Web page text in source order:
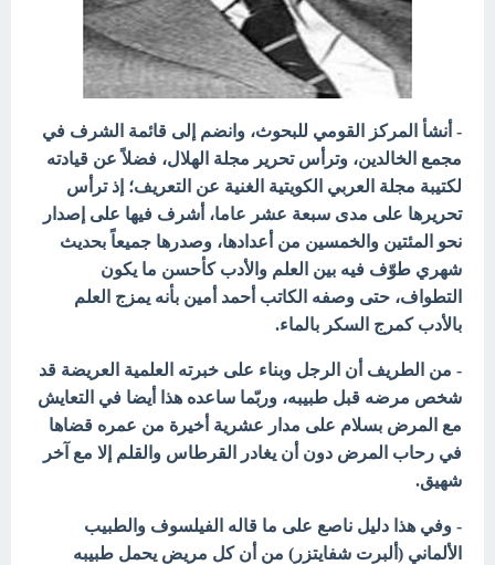
- أنشأ المركز القومي للبحوث، وانضم إلى قائمة الشرف في
مجمع الخالدين، وترأس تحرير مجلة الهلال، فضلاً عن قيادته
لكتيبة مجلة العربي الكويتية الغنية عن التعريف؛ إذ ترأس
تحريرها على مدى سبعة عشر عاما، أشرف فيها على إصدار
نحو المئتين والخمسين من أعدادها، وصدرها جميعاً بحديث
شهري طوّف فيه بين العلم والأدب كأحسن ما يكون
التطواف، حتى وصفه الكاتب أحمد أمين بأنه يمزج العلم
بالأدب كمرج السكر بالماء.
- من الطريف أن الرجل وبناء على خبرته العلمية العريضة قد
شخص مرضه قبل طبيبه، وربّما ساعده هذا أيضا في التعايش
مع المرض بسلام على مدار عشرية أخيرة من عمره قضاها
في رحاب المرض دون أن يغادر القرطاس والقلم إلا مع آخر
شهيق.
- وفي هذا دليل ناصع على ما قاله الفيلسوف والطبيب
الألماني (ألبرت شفايتزر) من أن كل مريض يحمل طبيبه